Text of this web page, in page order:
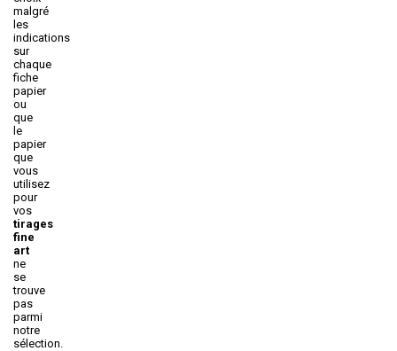
malgré
les
indications
sur
chaque
fiche
papier
ou
que
le
papier
que
vous
utilisez
pour
vos
tirages
fine
art
ne
se
trouve
pas
parmi
notre
sélection.